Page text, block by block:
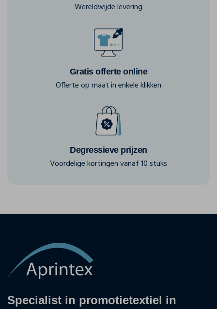
Wereldwijde levering
Gratis offerte online
Offerte op maat in enkele klikken
Degressieve prijzen
Voordelige kortingen vanaf 10 stuks
Specialist in promotietextiel in